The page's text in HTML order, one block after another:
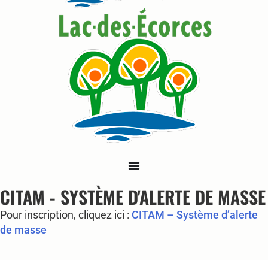
CITAM - SYSTÈME D'ALERTE DE MASSE
Pour inscription, cliquez ici : CITAM – Système d’alerte
de masse